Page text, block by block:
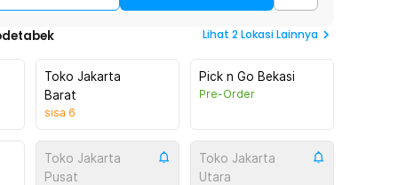
Lihat 2Lokasi Lainnya
Toko Jakarta
Barat
sisa 6
Pick n Go Bekasi
Pre-Order
Toko Jakarta
Pusat
Toko Jakarta
Utara